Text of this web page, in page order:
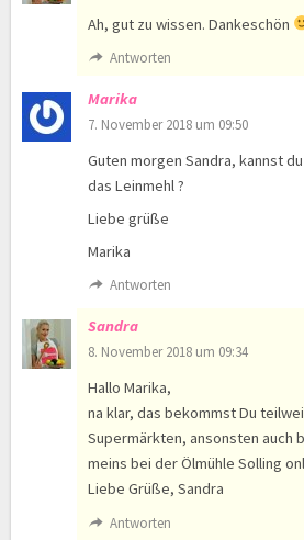
Ah, gut zu wissen. Dankeschön
Antworten
Marika
7. November 2018 um 09:50
Guten morgen Sandra, kannst
das Leinmehl ?
Liebe grüße
Marika
Antworten
Sandra
8. November 2018 um 09:34
Hallo Marika,
na klar, das bekommst Du
Supermärkten, ansonsten auch
meins bei der Ölmühle Solling
Liebe Grüße, Sandra
Antworten